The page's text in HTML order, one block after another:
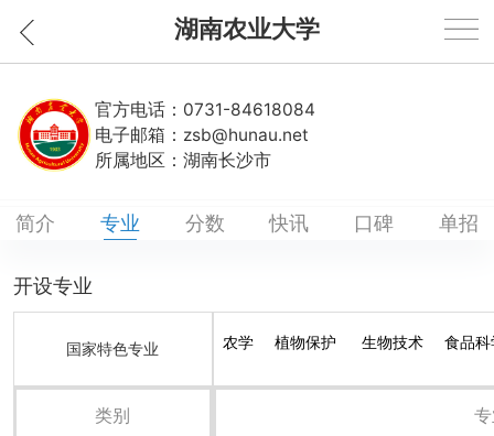
湖南农业大学
官方电话： 0731-84618084
电子邮箱： zsb@hunau.net
所属地区： 湖南长沙市
简介 专业 分数 快讯 口碑 单招
开设专业
国家特色专业 农学 植物保护 生物技术 食品
类别